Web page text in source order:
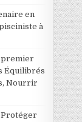
en
à
premier
Équilibrés
Nourrir
Protéger